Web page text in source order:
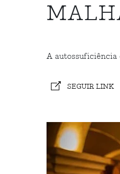
A autossuficiência
SEGUIR LINK